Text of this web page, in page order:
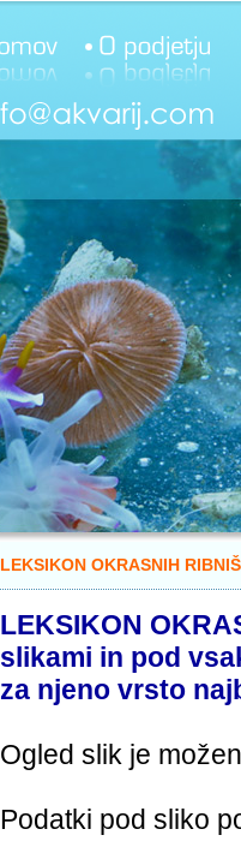
LEKSIKON OKRASNIH
LEKSIKON
slikami in pod
za njeno vrsto
Ogled slik je
Podatki pod sliko